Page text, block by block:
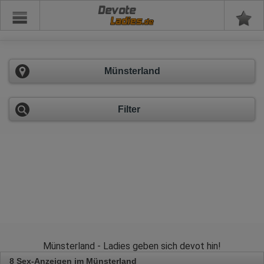
Devote
Münsterland
Filter
Münsterland - Ladies geben sich devot hin!
8 Sex-Anzeigen im Münsterland